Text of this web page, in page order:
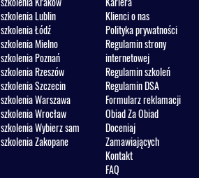
szkolenia Lublin
szkolenia Łódź
szkolenia Mielno
szkolenia Poznań
szkolenia Rzeszów
szkolenia Szczecin
szkolenia Warszawa
szkolenia Wrocław
szkolenia Wybierz sam
szkolenia Zakopane
Klienci o nas
Polityka prywatności
Regulamin strony
internetowej
Regulamin szkoleń
Regulamin DSA
Formularz reklamacji
Obiad Za Obiad
Doceniaj
Zamawiających
Kontakt
FAQ